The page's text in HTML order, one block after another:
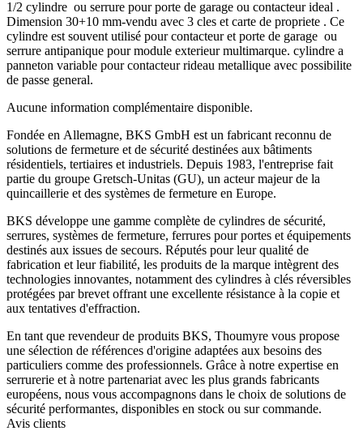
1/2 cylindre ou serrure pour porte de garage ou contacteur ideal .
Dimension 30+10 mm-vendu avec 3 cles et carte de propriete . Ce
cylindre est souvent utilisé pour contacteur et porte de garage ou
serrure antipanique pour module exterieur multimarque. cylindre a
panneton variable pour contacteur rideau metallique avec possibilite
Aucune information complémentaire disponible.
Fondée en Allemagne, BKS GmbH est un fabricant reconnu de
solutions de fermeture et de sécurité destinées aux bâtiments
résidentiels, tertiaires et industriels. Depuis 1983, l'entreprise fait
partie du groupe Gretsch-Unitas (GU), un acteur majeur de la
quincaillerie et des systèmes de fermeture en Europe.
BKS développe une gamme complète de cylindres de sécurité,
serrures, systèmes de fermeture, ferrures pour portes et équipements
destinés aux issues de secours. Réputés pour leur qualité de
fabrication et leur fiabilité, les produits de la marque intègrent des
technologies innovantes, notamment des cylindres à clés réversibles
protégées par brevet offrant une excellente résistance à la copie et
aux tentatives d'effraction.
En tant que revendeur de produits BKS, Thoumyre vous propose
une sélection de références d'origine adaptées aux besoins des
particuliers comme des professionnels. Grâce à notre expertise en
serrurerie et à notre partenariat avec les plus grands fabricants
européens, nous vous accompagnons dans le choix de solutions de
sécurité performantes, disponibles en stock ou sur commande.
Avis clients